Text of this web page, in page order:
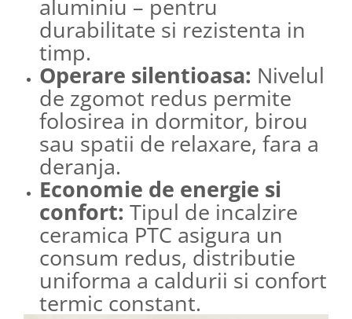
aluminiu – pentru
durabilitate si rezistenta in
timp.
Operare silentioasa: Nivelul
de zgomot redus permite
folosirea in dormitor, birou
sau spatii de relaxare, fara a
deranja.
Economie de energie si
confort: Tipul de incalzire
ceramica PTC asigura un
consum redus, distributie
uniforma a caldurii si confort
termic constant.